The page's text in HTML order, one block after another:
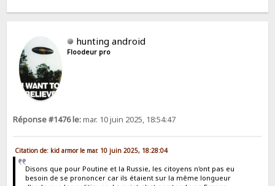
hunting android
Floodeur pro
Réponse #1476 le:mar. 10 juin 2025, 18:54:47
Citation de: kid armor le mar. 10 juin 2025, 18:28:04
Disons que pour Poutine et la Russie, les citoyens n'ont pas eu
besoin de se prononcer car ils étaient sur la même longueur